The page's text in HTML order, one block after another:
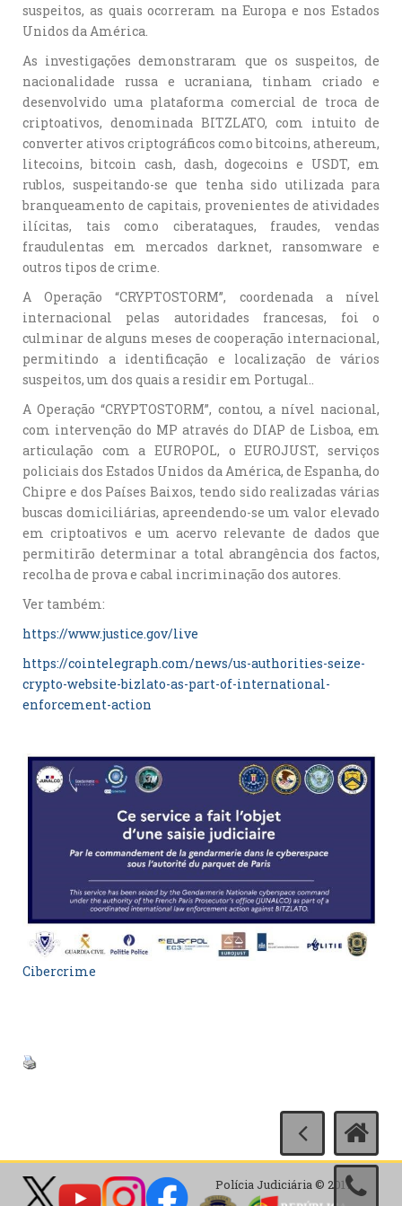
suspeitos, as quais ocorreram na Europa e nos Estados
Unidos da América.
As investigações demonstraram que os suspeitos, de
nacionalidade russa e ucraniana, tinham criado e
desenvolvido uma plataforma comercial de troca de
criptoativos, denominada BITZLATO, com intuito de
converter ativos criptográficos como bitcoins, athereum,
litecoins, bitcoin cash, dash, dogecoins e USDT, em
rublos, suspeitando-se que tenha sido utilizada para
branqueamento de capitais, provenientes de atividades
ilícitas, tais como ciberataques, fraudes, vendas
fraudulentas em mercados darknet, ransomware e
outros tipos de crime.
A Operação “CRYPTOSTORM”, coordenada a nível
internacional pelas autoridades francesas, foi o
culminar de alguns meses de cooperação internacional,
permitindo a identificação e localização de vários
suspeitos, um dos quais a residir em Portugal..
A Operação “CRYPTOSTORM”, contou, a nível nacional,
com intervenção do MP através do DIAP de Lisboa, em
articulação com a EUROPOL, o EUROJUST, serviços
policiais dos Estados Unidos da América, de Espanha, do
Chipre e dos Países Baixos, tendo sido realizadas várias
buscas domiciliárias, apreendendo-se um valor elevado
em criptoativos e um acervo relevante de dados que
permitirão determinar a total abrangência dos factos,
recolha de prova e cabal incriminação dos autores.
Ver também:
https://www.justice.gov/live
https://cointelegraph.com/news/us-authorities-seize-
crypto-website-bizlato-as-part-of-international-
enforcement-action
Cibercrime
Polícia Judiciária © 2017